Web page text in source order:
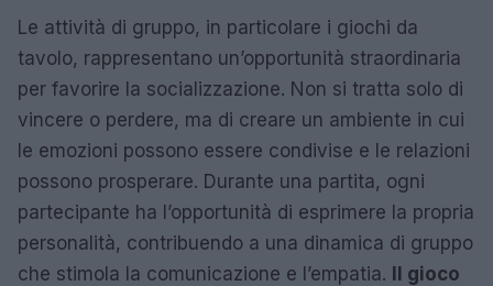
Le attività di gruppo, in particolare i giochi da
tavolo, rappresentano un’opportunità straordinaria
per favorire la socializzazione. Non si tratta solo di
vincere o perdere, ma di creare un ambiente in cui
le emozioni possono essere condivise e le relazioni
possono prosperare. Durante una partita, ogni
partecipante ha l’opportunità di esprimere la propria
personalità, contribuendo a una dinamica di gruppo
che stimola la comunicazione e l’empatia. Il gioco